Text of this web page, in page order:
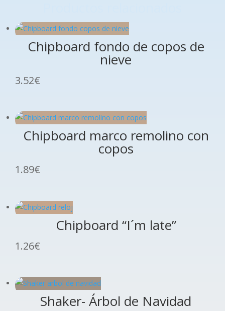
Chipboard fondo de copos de
nieve
3.52€
Chipboard marco remolino con
copos
1.89€
Chipboard “I´m late”
1.26€
Shaker- Árbol de Navidad